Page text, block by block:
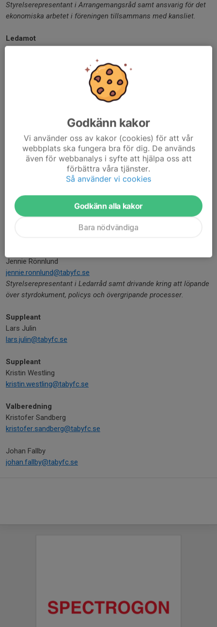
Styrelserepresentant i Arrangemangsråd samt ansvarig för det
ekonomiska arbetet i föreningen tillsammans med kansliet.
Ledamot
Gustav Martin
Styrelserepresentant i Elitråd samt drivande i frågor kopplat till
och träningsmöjligheter på lång sikt.
anders.alfredsson@tabyfc.se
Styrelserepresentant i Marknadsråd samt ungdomsledare och
engagerad i frågor kopplat till ungdomsverksamheten.
Joakim Ludvigsson Porath
joakim.ludvigsson.porath@tabyfc.se
Styrelserepresentant i Ledarråd samt ungdomsledare och
föreningens utveckling av onboarding och våra yngsta spelare och
Jennie Rönnlund
jennie.ronnlund@tabyfc.se
Styrelserepresentant i Ledarråd samt drivande kring att löpande
över styrdokument, policys och övergripande processer.
Suppleant
Lars Julin
lars.julin@tabyfc.se
Suppleant
Kristin Westling
kristin.westling@tabyfc.se
Valberedning
Kristofer Sandberg
kristofer.sandberg@tabyfc.se
Johan Fallby
johan.fallby@tabyfc.se
Godkänn kakor
Vi använder oss av kakor (cookies) för att vår
webbplats ska fungera bra för dig. De används
även för webbanalys i syfte att hjälpa oss att
förbättra våra tjänster.
Så använder vi cookies
Godkänn alla kakor
Bara nödvändiga